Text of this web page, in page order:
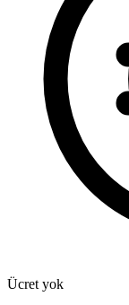
Ücret yok